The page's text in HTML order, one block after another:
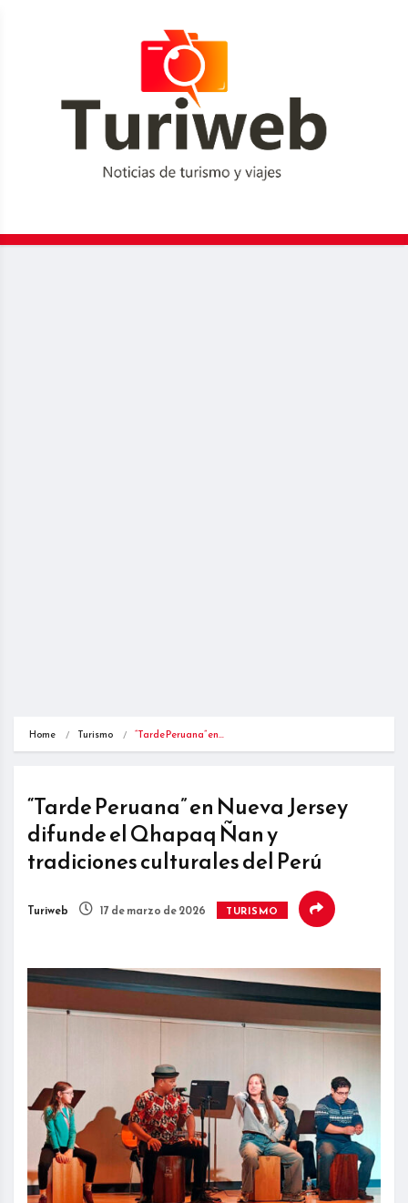
Home Turismo “Tarde Peruana” en…
“Tarde Peruana” en Nueva Jersey
difunde el Qhapaq Ñan y
tradiciones culturales del Perú
Turiweb 17 de marzo de 2026 TURISMO